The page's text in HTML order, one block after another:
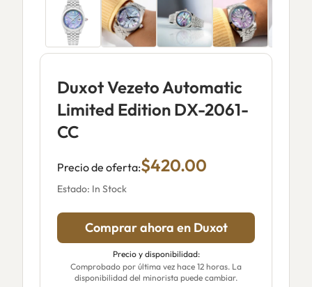
Duxot Vezeto Automatic
Limited Edition DX-2061-
CC
Precio de oferta:$420.00
Estado: In Stock
Comprar ahora en Duxot
Precio y disponibilidad:
Comprobado por última vez hace 12 horas. La
disponibilidad del minorista puede cambiar.